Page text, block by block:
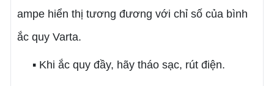
ampe hiển thị tương đương với chỉ số của bình
ắc quy Varta.
▪ Khi ắc quy đầy, hãy tháo sạc, rút điện.